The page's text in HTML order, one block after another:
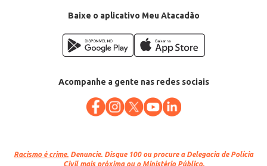
Baixe o aplicativo Meu Atacadão
Acompanhe a gente nas redes sociais
Racismo é crime. Denuncie. Disque 100 ou procure a Delegacia de Polícia
Civil mais próxima ou o Ministério Público.